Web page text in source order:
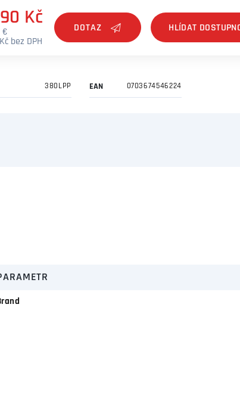
Kč
€
bez DPH
DOTAZ
380LPP EAN 0703674546224
Brand